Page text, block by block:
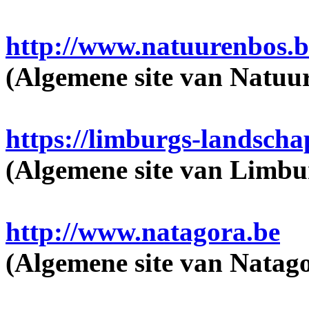
http://
(Algemene site van
https://limburgs-
(Algemene site van
http://www.natagora.be
(Algemene site van